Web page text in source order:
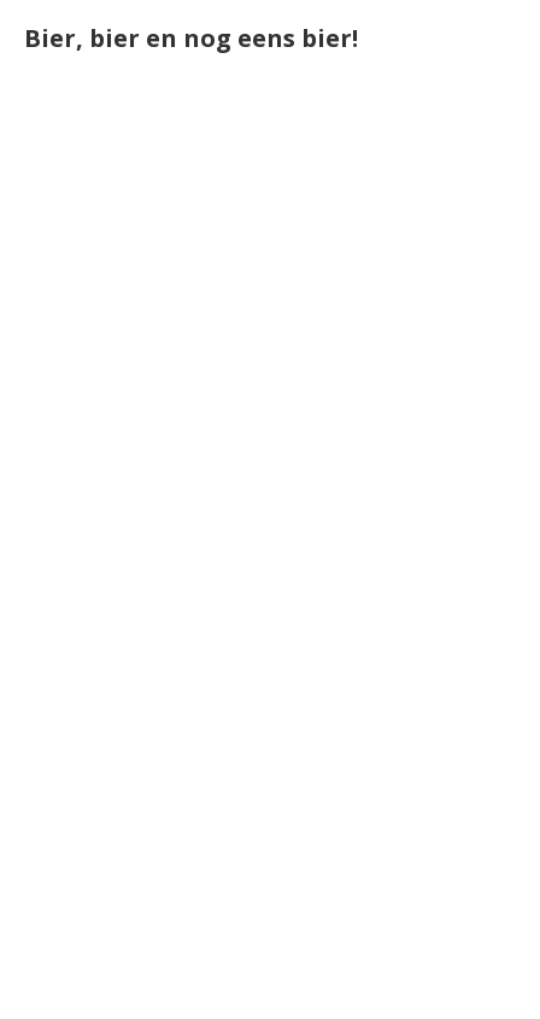
Bier, bier en nog eens bier!